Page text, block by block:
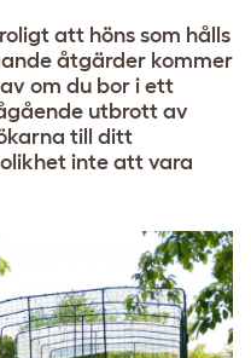
att höns som hålls
åtgärder kommer
om du bor i ett
utbrott av
till ditt
inte att vara